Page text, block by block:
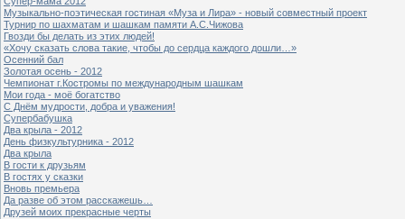
Музыкально-поэтическая гостиная «Муза и Лира» - новый совместный проект
Турнир по шахматам и шашкам памяти А.С.Чижова
Гвозди бы делать из этих людей!
«Хочу сказать слова такие, чтобы до сердца каждого дошли…»
Осенний бал
Золотая осень - 2012
Чемпионат г.Костромы по международным шашкам
Мои года - моё богатство
С Днём мудрости, добра и уважения!
Супербабушка
Два крыла - 2012
День физкультурника - 2012
Два крыла
В гости к друзьям
В гостях у сказки
Вновь премьера
Да разве об этом расскажешь…
Друзей моих прекрасные черты